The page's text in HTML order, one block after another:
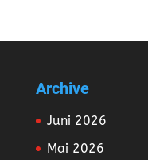
Archive
Juni 2026
Mai 2026